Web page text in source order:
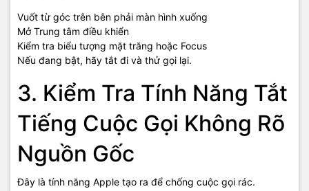
Vuốt từ góc trên bên phải màn hình xuống
Mở Trung tâm điều khiển
Kiểm tra biểu tượng mặt trăng hoặc Focus
Nếu đang bật, hãy tắt đi và thử gọi lại.
3. Kiểm Tra Tính Năng Tắt
Tiếng Cuộc Gọi Không Rõ
Nguồn Gốc
Đây là tính năng Apple tạo ra để chống cuộc gọi rác.